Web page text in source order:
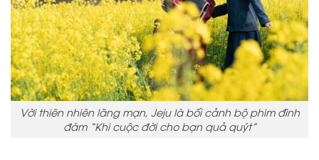
Vời thiên nhiên lãng mạn, Jeju là bối cảnh bộ phim đình
đám “Khi cuộc đời cho bạn quả quýt”